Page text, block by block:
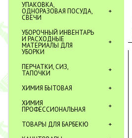
УПАКОВКА,
ОДНОРАЗОВАЯ ПОСУДА,
СВЕЧИ
УБОРОЧНЫЙ ИНВЕНТАРЬ
И РАСХОДНЫЕ
МАТЕРИАЛЫ ДЛЯ
УБОРКИ
ПЕРЧАТКИ, СИЗ,
ТАПОЧКИ
ХИМИЯ БЫТОВАЯ
ХИМИЯ
ПРОФЕССИОНАЛЬНАЯ
ТОВАРЫ ДЛЯ БАРБЕКЮ